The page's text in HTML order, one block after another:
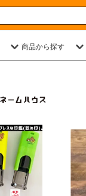
商品から探す